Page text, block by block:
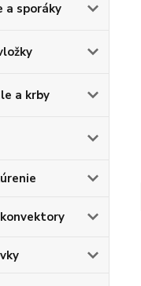
a sporáky
a krby